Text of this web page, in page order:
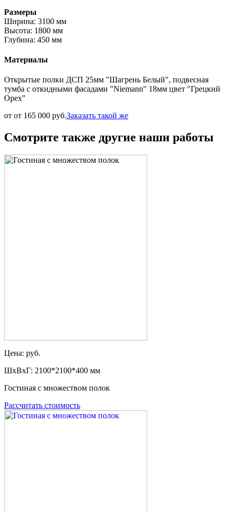
Размеры
Ширина: 3100 мм
Высота: 1800 мм
Глубина: 450 мм
Материалы
Открытые полки ДСП 25мм "Шагрень Белый", подвесная
тумба с откидными фасадами "Niemann" 18мм цвет "Грецкий
Орех"
от от 165 000 руб.Заказать такой же
Смотрите также другие наши работы
Цена: руб.
ШxВxГ: 2100*2100*400 мм
Гостиная с множеством полок
Рассчитать стоимость